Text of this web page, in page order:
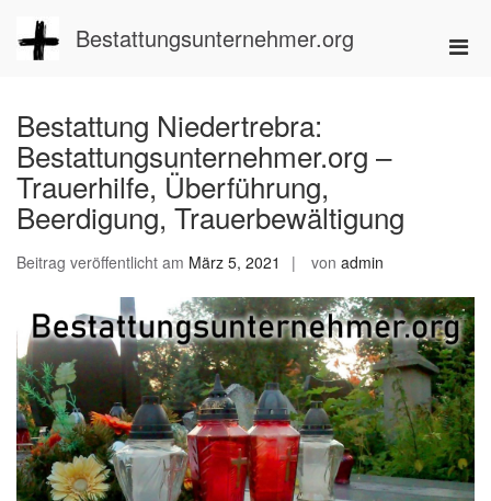
Inhalt
springen
Bestattungsunternehmer.org
Bestattung Niedertrebra:
Bestattungsunternehmer.org –
Trauerhilfe, Überführung,
Beerdigung, Trauerbewältigung
Beitrag veröffentlicht am März 5, 2021 von admin